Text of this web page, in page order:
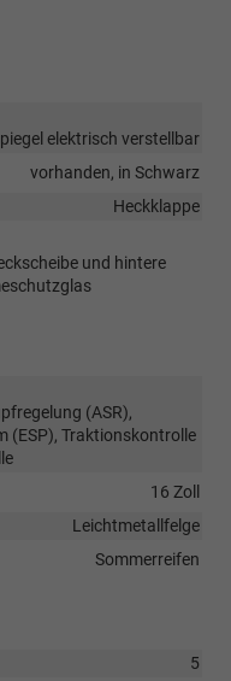
elektrisch verstellbar
vorhanden, in Schwarz
Heckklappe
und hintere
(ASR),
(ESP), Traktionskontrolle
16 Zoll
Leichtmetallfelge
Sommerreifen
5